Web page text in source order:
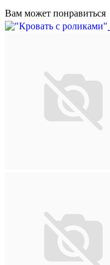
Вам может понравиться